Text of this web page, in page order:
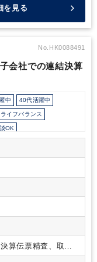
。
を見る
No.HK0088491
会社での連結決算
中 40代活躍中
イフバランス
OK
OK 9時30分出社OK
算伝票精査、取り
料作成・質問回答